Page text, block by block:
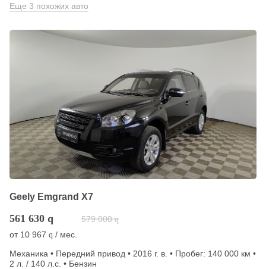
Еще 3 похожих авто
Geely Emgrand X7
561 630 q 579 000 q
от 10 967 q / мес.
Механика • Передний привод • 2016 г. в. • Пробег: 140 000 км •
2 л. / 140 л.с. • Бензин